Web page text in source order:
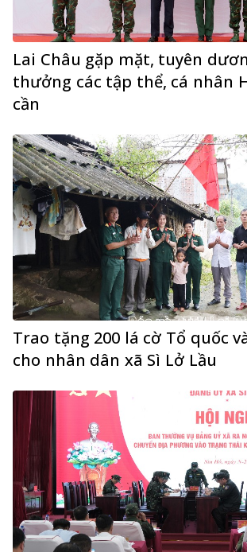
Lai Châu gặp mặt, tuyên
thưởng các tập thể, cá nhân
cần
Trao tặng 200 lá cờ Tổ quốc
cho nhân dân xã Sì Lở Lầu